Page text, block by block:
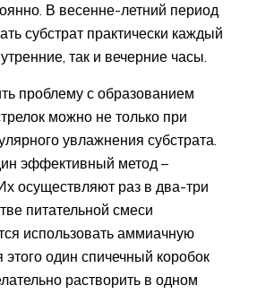
В весенне-летний период
субстрат практически каждый
так и вечерние часы.
проблему с образованием
можно не только при
увлажнения субстрата.
эффективный метод –
осуществляют раз в два-три
питательной смеси
использовать аммиачную
этого один спичечный коробок
растворить в одном